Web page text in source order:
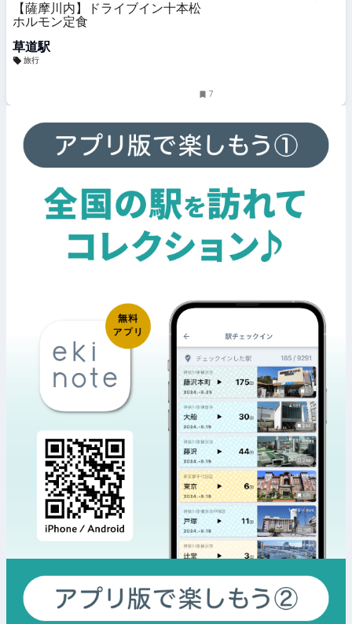
【薩摩川内】ドライブイン十本松
ホルモン定食
草道駅
旅行
7